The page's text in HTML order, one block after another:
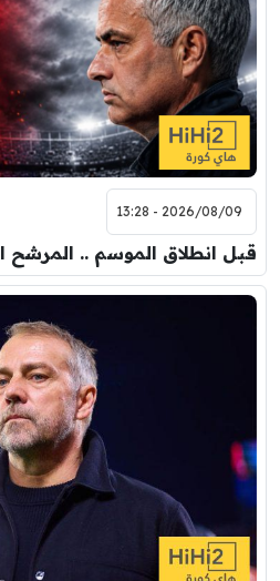
2026/08/09 - 13:28
قبل انطلاق الموسم .. المرشح